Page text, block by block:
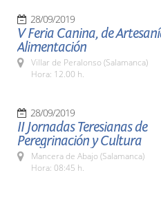
28/09/2019
V Feria Canina, de
Alimentación
Villar de Peralonso (Salamanca)
Hora: 12.00 h.
28/09/2019
II Jornadas Teresianas de
Peregrinación y Cultura
Mancera de Abajo (Salamanca)
Hora: 08:45 h.